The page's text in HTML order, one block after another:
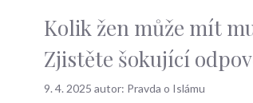
Kolik žen může mít
Zjistěte šokující
9. 4. 2025 autor: Pravda o Islámu